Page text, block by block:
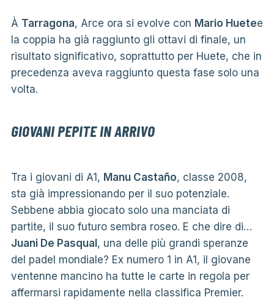
À Tarragona, Arce ora si evolve con Mario Huetee
la coppia ha già raggiunto gli ottavi di finale, un
risultato significativo, soprattutto per Huete, che in
precedenza aveva raggiunto questa fase solo una
volta.
GIOVANI PEPITE IN ARRIVO
Tra i giovani di A1, Manu Castaño, classe 2008,
sta già impressionando per il suo potenziale.
Sebbene abbia giocato solo una manciata di
partite, il suo futuro sembra roseo. E che dire di…
Juani De Pasqual , una delle più grandi speranze
del padel mondiale? Ex numero 1 in A1, il giovane
ventenne mancino ha tutte le carte in regola per
affermarsi rapidamente nella classifica Premier.